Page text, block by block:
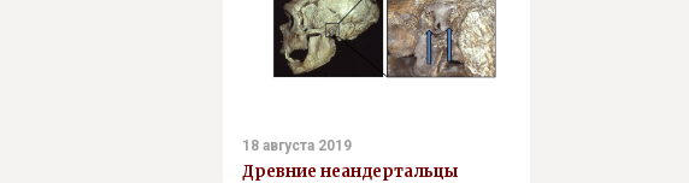
18 августа 2019
Древние неандертальцы